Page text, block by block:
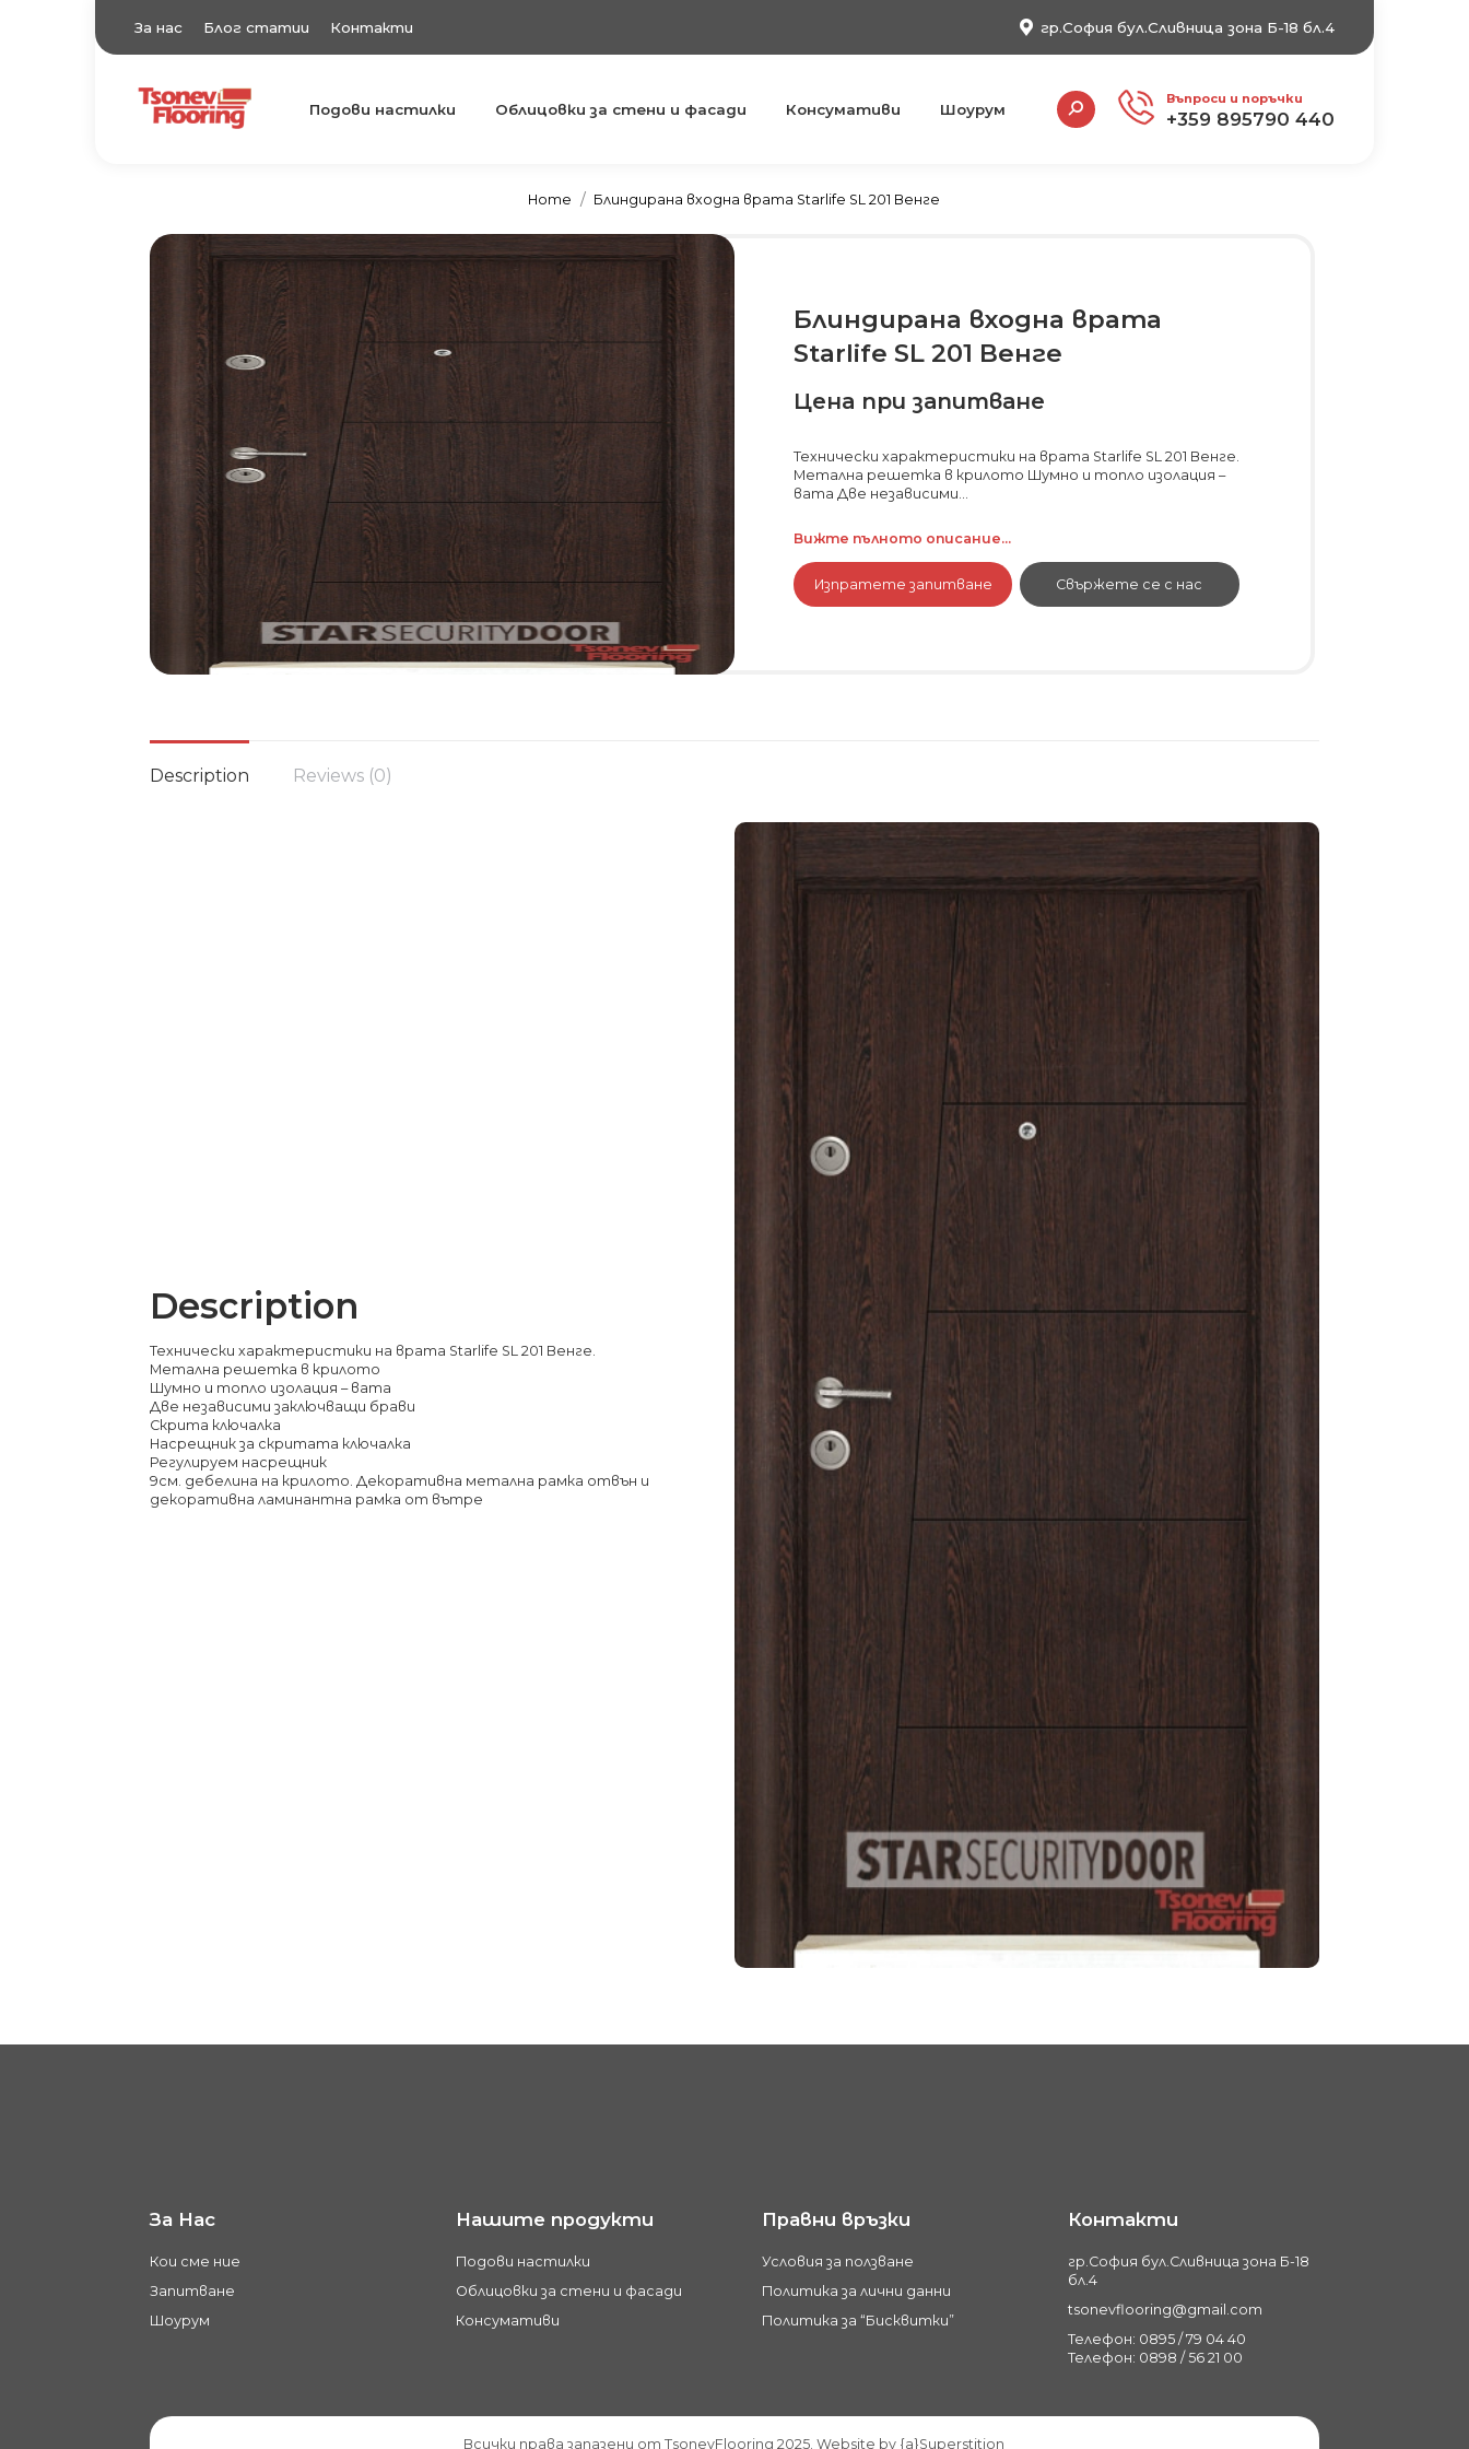
За нас Блог статии Контакти гр.София бул.Сливница зона Б-18 бл.4
TsonevFlooring
Подови настилки Подови настилки Облицовки за стени и фасади Консумативи Шоурум
Search: Въпроси и поръчки
+359 895790 440
You are here:
Home Блиндирана входна врата Starlife SL 201 Венге
Блиндирана входна врата
Starlife SL 201 Венге
Цена при запитване
Технически характеристики на врата Starlife SL 201 Венге.
Метална решетка в крилото Шумно и топло изолация –
вата Две независими...
Вижте пълното описание...
Изпратете запитване Свържете се с нас
Description Reviews (0)
Description
Технически характеристики на врата Starlife SL 201 Венге.
Метална решетка в крилото
Шумно и топло изолация – вата
Две независими заключващи брави
Скрита ключалка
Насрещник за скритата ключалка
Регулируем насрещник
9см. дебелина на крилото. Декоративна метална рамка отвън и
декоративна ламинантна рамка от вътре
За Нас
Кои сме ние
Запитване
Шоурум
Нашите продукти
Подови настилки
Облицовки за стени и фасади
Консумативи
Правни връзки
Условия за ползване
Политика за лични данни
Политика за “Бисквитки”
Контакти
гр.София бул.Сливница зона Б-18
бл.4
tsonevflooring@gmail.com
Телефон: 0895 / 79 04 40
Телефон: 0898 / 56 21 00
Всички права запазени от TsonevFlooring 2025. Website by {a}Superstition